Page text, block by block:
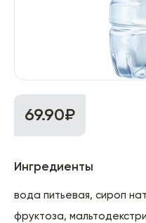
69.90₽
Ингредиенты
вода питьевая, сироп
фруктоза,